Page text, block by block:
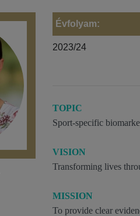
Évfolyam:
2023/24
TOPIC
Sport-specific
VISION
Transforming lives
MISSION
To provide clear